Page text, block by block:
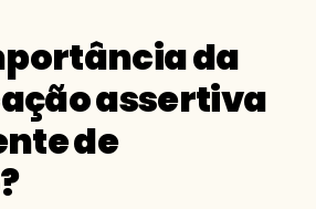
da
assertiva
de